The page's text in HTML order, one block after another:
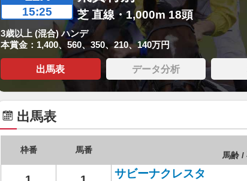
15:25 芝 直線・1,000m 18頭
3歳以上 (混合) ハンデ
本賞金：1,400、560、350、210、140万円
出馬表 データ分析
出馬表
枠番 馬番
馬齢 /
サビーナクレスタ